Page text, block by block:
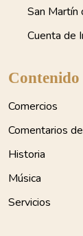
San Martín
Cuenta de
Contenido
Comercios
Comentarios
Historia
Música
Servicios